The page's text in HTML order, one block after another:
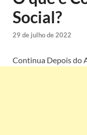
Social?
29 de julho de 2022
Continua Depois do